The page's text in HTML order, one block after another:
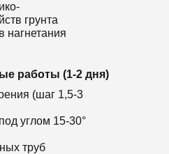
грунта
нагнетания
работы (1-2 дня)
(шаг 1,5-3
углом 15-30°
труб